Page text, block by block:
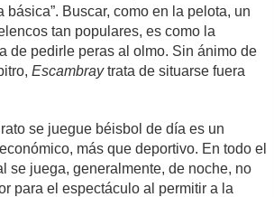
básica”. Buscar, como en la pelota, un
tan populares, es como la
de pedirle peras al olmo. Sin ánimo de
Escambraytrata de situarse fuera
se juegue béisbol de día es un
más que deportivo. En todo el
se juega, generalmente, de noche, no
para el espectáculo al permitir a la